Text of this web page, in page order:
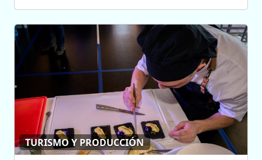
TURISMO Y PRODUCCIÓN